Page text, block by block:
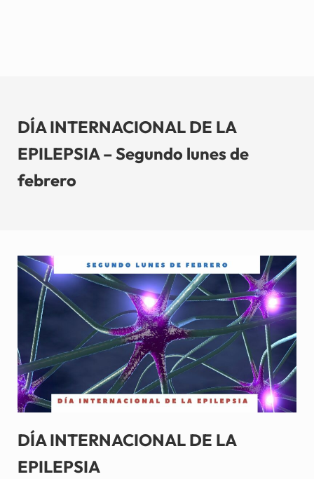
DÍA INTERNACIONAL DE LA
EPILEPSIA – Segundo lunes de
febrero
DÍA INTERNACIONAL DE LA
EPILEPSIA